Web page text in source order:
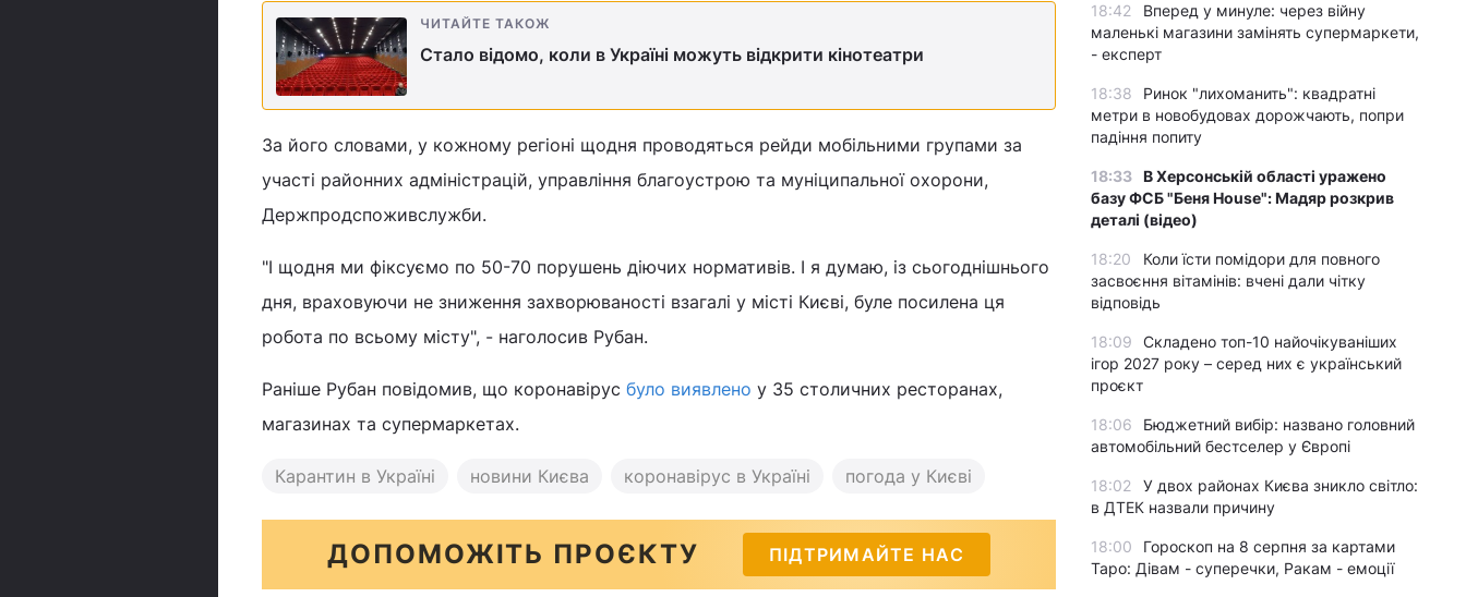
ЧИТАЙТЕ ТАКОЖ
Стало відомо, коли в Україні можуть відкрити кінотеатри
За його словами, у кожному регіоні щодня проводяться рейди мобільними групами за
участі районних адміністрацій, управління благоустрою та муніципальної охорони,
Держпродспоживслужби.
"І щодня ми фіксуємо по 50-70 порушень діючих нормативів. І я думаю, із сьогоднішнього
дня, враховуючи не зниження захворюваності взагалі у місті Києві, буле посилена ця
робота по всьому місту", - наголосив Рубан.
Раніше Рубан повідомив, що коронавірус було виявлено у 35 столичних ресторанах,
магазинах та супермаркетах.
Карантин в Україні новини Києва коронавірус в Україні погода у Києві
ДОПОМОЖІТЬ ПРОЄКТУ ПІДТРИМАЙТЕ НАС
18:42
Вперед у минуле: через війну
маленькі магазини замінять супермаркети,
- експерт
18:38
Ринок "лихоманить": квадратні
метри в новобудовах дорожчають, попри
падіння попиту
18:33 В Херсонській області уражено
базу ФСБ "Беня House": Мадяр розкрив
деталі (відео)
18:20
Коли їсти помідори для повного
засвоєння вітамінів: вчені дали чітку
відповідь
18:09
Складено топ-10 найочікуваніших
ігор 2027 року – серед них є український
проєкт
18:06
Бюджетний вибір: названо головний
автомобільний бестселер у Європі
18:02
У двох районах Києва зникло світло:
в ДТЕК назвали причину
18:00
Гороскоп на 8 серпня за картами
Таро: Дівам - суперечки, Ракам - емоції